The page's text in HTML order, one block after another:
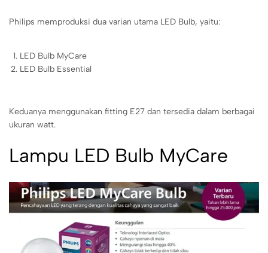
Philips memproduksi dua varian utama LED Bulb, yaitu:
LED Bulb MyCare
LED Bulb Essential
Keduanya menggunakan fitting E27 dan tersedia dalam berbagai
ukuran watt.
Lampu LED Bulb MyCare